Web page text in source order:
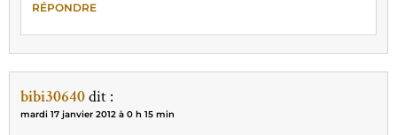
RÉPONDRE
bibi30640dit :
mardi 17 janvier 2012 à 0 h 15 min